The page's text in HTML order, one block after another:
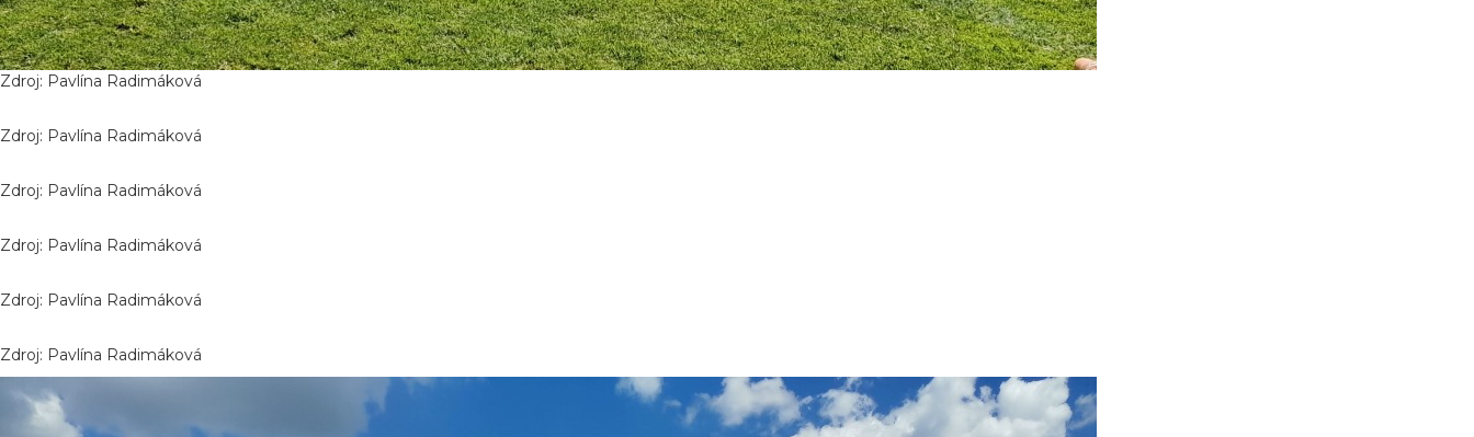
Zdroj: Pavlína Radimáková
Zdroj: Pavlína Radimáková
Zdroj: Pavlína Radimáková
Zdroj: Pavlína Radimáková
Zdroj: Pavlína Radimáková
Zdroj: Pavlína Radimáková